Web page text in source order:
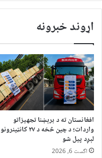
اړوند خبرونه
افغانستان ته د برېښنا تجهیزاتو
واردات؛ د چین څخه د ۲۷ کانټینرونو
لېږد پیل شو
اگست 6, 2026